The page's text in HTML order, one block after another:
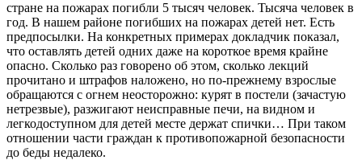
стране на пожарах погибли 5 тысяч человек. Тысяча человек в
год. В нашем районе погибших на пожарах детей нет. Есть
предпосылки. На конкретных примерах докладчик показал,
что оставлять детей одних даже на короткое время крайне
опасно. Сколько раз говорено об этом, сколько лекций
прочитано и штрафов наложено, но по-прежнему взрослые
обращаются с огнем неосторожно: курят в постели (зачастую
нетрезвые), разжигают неисправные печи, на видном и
легкодоступном для детей месте держат спички… При таком
отношении части граждан к противопожарной безопасности
до беды недалеко.